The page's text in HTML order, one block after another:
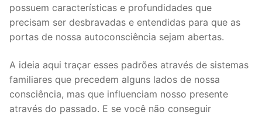
possuem características e profundidades que
precisam ser desbravadas e entendidas para que as
portas de nossa autoconsciência sejam abertas.
A ideia aqui traçar esses padrões através de sistemas
familiares que precedem alguns lados de nossa
consciência, mas que influenciam nosso presente
através do passado. E se você não conseguir